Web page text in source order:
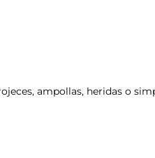
ampollas, heridas o